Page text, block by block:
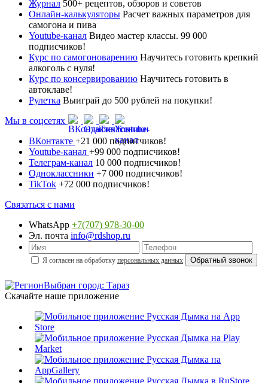
Журнал 500+ рецептов, обзоров и советов
Онлайн-калькуляторы Расчет важных параметров для
самогона и пива
Youtube-канал Видео мастер классы. 99 000
подписчиков!
Курс по самогоноварению Научитесь готовить крепкий
алкоголь с нуля!
Курс по консервированию Научитесь готовить в
автоклаве!
Рулетка Выиграй до 500 рублей на покупки!
Мы в соцсетях
ВКонтакте +21 000 подписчиков!
Youtube-канал +99 000 подписчиков!
Телеграм-канал 10 000 подписчиков!
Одноклассники +7 000 подписчиков!
TikTok +72 000 подписчиков!
Связаться с нами
WhatsApp +7(707) 978-30-00
Эл. почта info@rdshop.ru
Я согласен на обработку персональных данных
Выбран город: Тараз
Скачайте наше приложение